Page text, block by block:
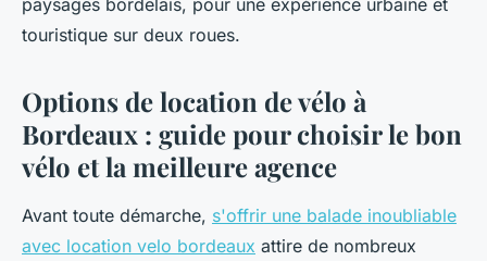
paysages bordelais, pour une expérience urbaine et
touristique sur deux roues.
Options de location de vélo à
Bordeaux : guide pour choisir le bon
vélo et la meilleure agence
Avant toute démarche, s'offrir une balade inoubliable
avec location velo bordeaux attire de nombreux